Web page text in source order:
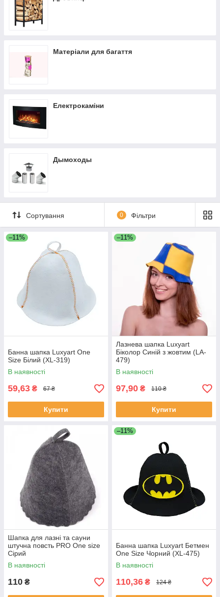
Матеріали для багаття
Електрокаміни
Дымоходы
Сортування 0 Фільтри
–11%
Банна шапка Luxyart One
Size Білий (XL-319)
В наявності
59,63 ₴ 67 ₴
Купити
–11%
Лазнева шапка Luxyart
Біколор Синій з жовтим (LA-
479)
В наявності
97,90 ₴ 110 ₴
Купити
Шапка для лазні та сауни
штучна повсть PRO One size
Сірий
В наявності
110 ₴
–11%
Банна шапка Luxyart Бетмен
One Size Чорний (XL-475)
В наявності
110,36 ₴ 124 ₴